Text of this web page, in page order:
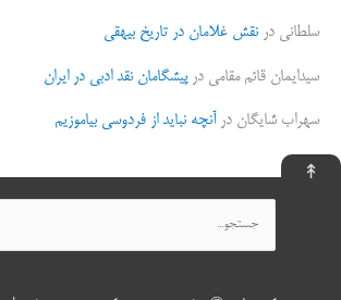
سلطانی در نقش غلامان در تاریخ بیهقی
سیدایمان قائم مقامی درپیشگامان نقد ادبی در ایران
سهراب شایگان در آنچه نباید از فردوسی بیاموزیم
برای:
↟